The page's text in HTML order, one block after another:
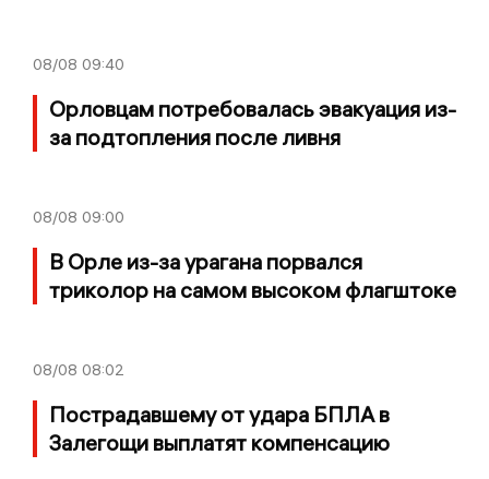
08/08 09:40
Орловцам потребовалась эвакуация из-
за подтопления после ливня
08/08 09:00
В Орле из-за урагана порвался
триколор на самом высоком флагштоке
08/08 08:02
Пострадавшему от удара БПЛА в
Залегощи выплатят компенсацию